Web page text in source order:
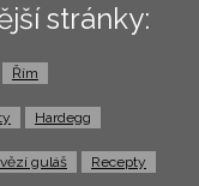
stránky:
Řím
Hardegg
guláš Recepty